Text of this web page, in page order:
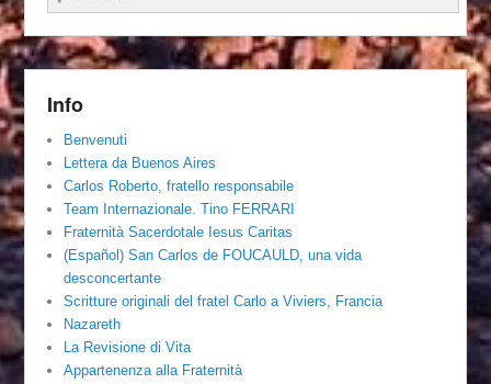
Info
Benvenuti
Lettera da Buenos Aires
Carlos Roberto, fratello responsabile
Team Internazionale. Tino FERRARI
Fraternità Sacerdotale Iesus Caritas
(Español) San Carlos de FOUCAULD, una vida
desconcertante
Scritture originali del fratel Carlo a Viviers, Francia
Nazareth
La Revisione di Vita
Appartenenza alla Fraternità